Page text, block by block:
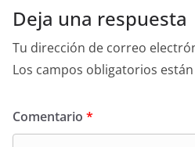
Deja una respuesta
Tu dirección de correo
Los campos obligatorios
Comentario *